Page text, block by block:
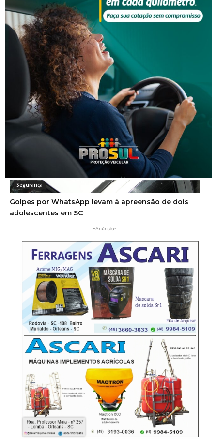
Segurança
Corpo de homem é encontrado em rio
Segurança
Golpes por WhatsApp levam à apreensão de dois
adolescentes em SC
-Anúncio-